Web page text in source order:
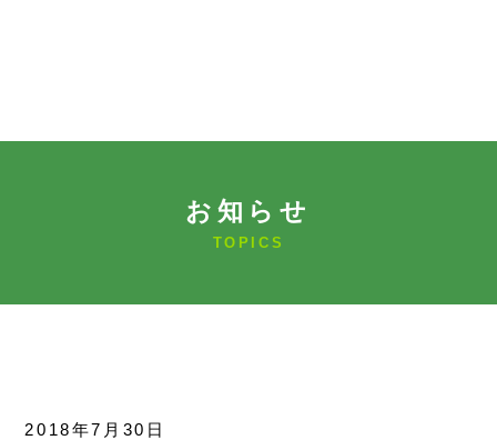
お知らせ
TOPICS
2018年7月30日